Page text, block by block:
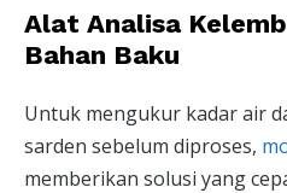
Alat Analisa
Bahan Baku
Untuk mengukur kadar air
sarden sebelum diproses,
memberikan solusi yang